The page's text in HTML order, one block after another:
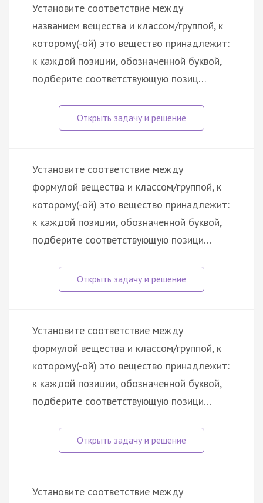
Установите соответствие между
названием вещества и классом/группой, к
которому(-ой) это вещество принадлежит:
к каждой позиции, обозначенной буквой,
подберите соответствующую позиц…
Установите соответствие между
формулой вещества и классом/группой, к
которому(-ой) это вещество принадлежит:
к каждой позиции, обозначенной буквой,
подберите соответствующую позици…
Установите соответствие между
формулой вещества и классом/группой, к
которому(-ой) это вещество принадлежит:
к каждой позиции, обозначенной буквой,
подберите соответствующую позици…
Установите соответствие между